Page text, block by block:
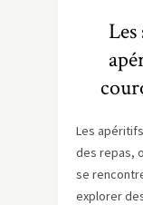
Les
Les
des repas,
se
explorer